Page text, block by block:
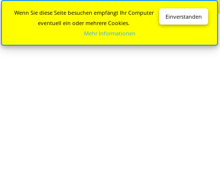
Einverstanden
Wenn Sie diese Seite besuchen empfängt Ihr Computer
eventuell ein oder mehrere Cookies.
Mehr Informationen